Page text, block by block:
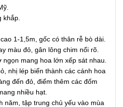
khắp.
1-1,5m, gốc có thân rễ bò dài.
màu đỏ, gân lông chim nổi rõ.
mang hoa lớn xếp sát nhau.
nhị lép biến thành các cánh hoa
đến đỏ, điểm thêm các đốm
nhiều hạt.
năm, tập trung chủ yếu vào mùa